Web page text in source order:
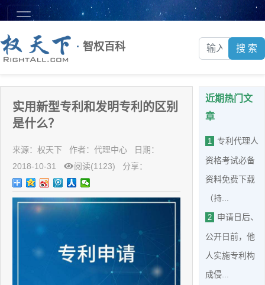
· 智权百科 搜 索
实用新型专利和发明专利的区别
是什么？
来源：权天下 作者：代理中心 日期：
2018-10-31
阅读(1123) 分享：
近期热门文
章
1 专利代理人
资格考试必备
资料免费下载
（持...
2 申请日后、
公开日前，他
人实施专利构
成侵...